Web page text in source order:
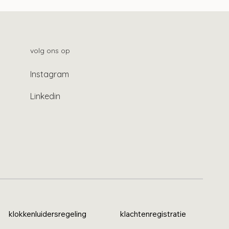
volg ons op
Instagram
Linkedin
klokkenluidersregeling klachtenregistratie